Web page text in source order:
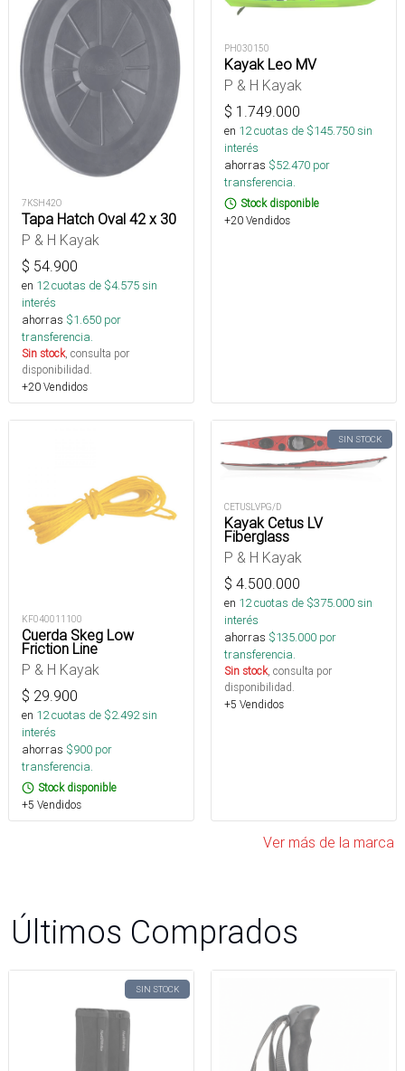
7KSH42O
Tapa Hatch Oval 42 x 30
P & H Kayak
$ 54.900
en 12cuotas de $4.575sin
interés
ahorras $1.650 por
transferencia.
Sin stock, consulta por
disponibilidad.
+20 Vendidos
PH030150
Kayak Leo MV
P & H Kayak
$ 1.749.000
en 12cuotas de $145.750sin
interés
ahorras $52.470 por
transferencia.
Stock disponible
+20 Vendidos
KF040011100
Cuerda Skeg Low
Friction Line
P & H Kayak
$ 29.900
en 12cuotas de $2.492sin
interés
ahorras $900 por
transferencia.
Stock disponible
+5 Vendidos
SIN STOCK
CETUSLVPG/D
Kayak Cetus LV
Fiberglass
P & H Kayak
$ 4.500.000
en 12cuotas de $375.000sin
interés
ahorras $135.000 por
transferencia.
Sin stock, consulta por
disponibilidad.
+5 Vendidos
Ver más de la marca
Últimos Comprados
SIN STOCK